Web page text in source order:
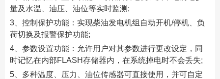
量及水温、油压、油位等实时监测;
3、控制保护功能：实现柴油发电机组自动开机/停机、负
荷切换及报警保护功能;
4、参数设置功能：允许用户对其参数进行更改设定，同
时记忆在内部FLASH存储器内，在系统掉电时不会丢失;
5、多种温度、压力、油位传感器可直接使用，并可自定